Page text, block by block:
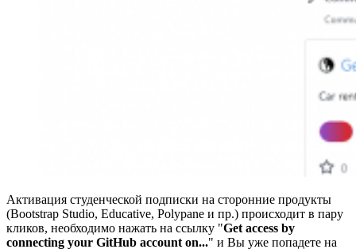
Активация студенческой подписки на сторонние продукты
(Bootstrap Studio, Educative, Polypane и пр.) происходит в пару
кликов, необходимо нажать на ссылку "Get access by
connecting your GitHub account on..." и Вы уже попадете на